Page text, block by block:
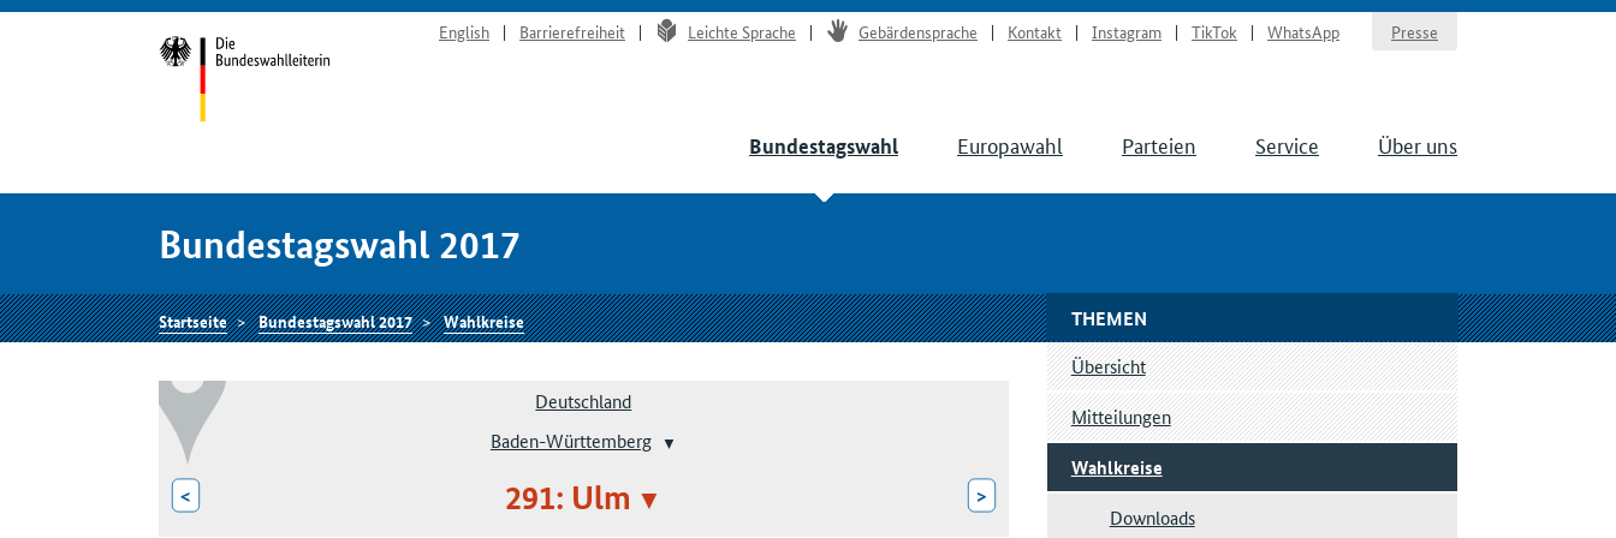
English Barrierefreiheit Leichte Sprache Gebärdensprache Kontakt Instagram TikTok WhatsApp Presse
Bundestagswahl Europawahl Parteien Service Über uns
Bundestagswahl 2017
Startseite Bundestagswahl 2017 Wahlkreise
Deutschland
Baden-Württemberg
< 291: Ulm >
THEMEN
Übersicht
Mitteilungen
Wahlkreise
Downloads